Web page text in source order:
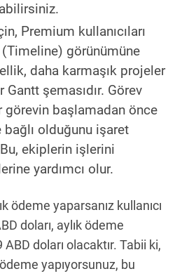
Premium kullanıcıları
görünümüne
daha karmaşık projeler
şemasıdır. Görev
görevin başlamadan önce
olduğunu işaret
ekiplerin işlerini
yardımcı olur.
ödeme yaparsanız kullanıcı
doları, aylık ödeme
doları olacaktır. Tabii ki,
yapıyorsunuz, bu